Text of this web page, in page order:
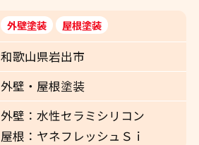
外壁塗装 屋根塗装
和歌山県岩出市
外壁・屋根塗装
外壁：水性セラミシリコン
屋根：ヤネフレッシュＳｉ